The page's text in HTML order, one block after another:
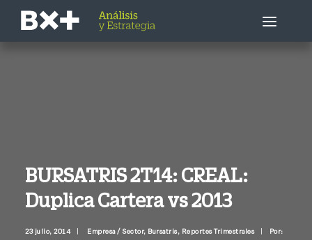
Otros
BURSATRIS 2T14: CREAL:
Duplica Cartera vs 2013
23 julio, 2014 Empresa / Sector, Bursatris, Reportes Trimestrales
Por: